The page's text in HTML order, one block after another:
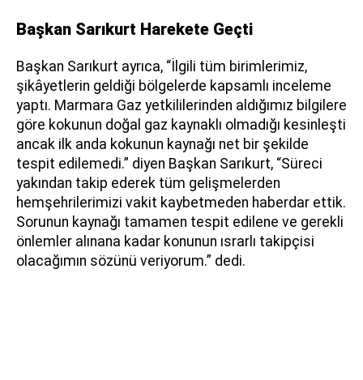
Başkan Sarıkurt Harekete Geçti
Başkan Sarıkurt ayrıca, “İlgili tüm birimlerimiz,
şikâyetlerin geldiği bölgelerde kapsamlı inceleme
yaptı. Marmara Gaz yetkililerinden aldığımız bilgilere
göre kokunun doğal gaz kaynaklı olmadığı kesinleşti
ancak ilk anda kokunun kaynağı net bir şekilde
tespit edilemedi.” diyen Başkan Sarıkurt, “Süreci
yakından takip ederek tüm gelişmelerden
hemşehrilerimizi vakit kaybetmeden haberdar ettik.
Sorunun kaynağı tamamen tespit edilene ve gerekli
önlemler alınana kadar konunun ısrarlı takipçisi
olacağımın sözünü veriyorum.” dedi.